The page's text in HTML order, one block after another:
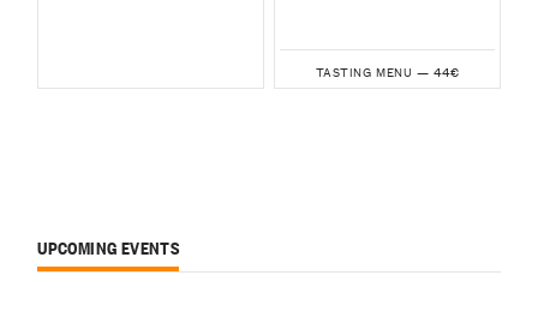
TASTING MENU — 44€
UPCOMING EVENTS